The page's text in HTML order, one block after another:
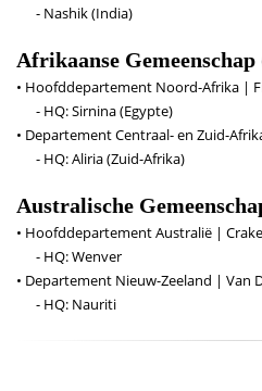
- Nashik (India)
Afrikaanse
• Hoofddepartement Noord-Afrika |
- HQ: Sirnina (Egypte)
• Departement Centraal- en Zuid-
- HQ: Aliria (Zuid-Afrika)
Australische
• Hoofddepartement Australië |
- HQ: Wenver
• Departement Nieuw-Zeeland | Van
- HQ: Nauriti